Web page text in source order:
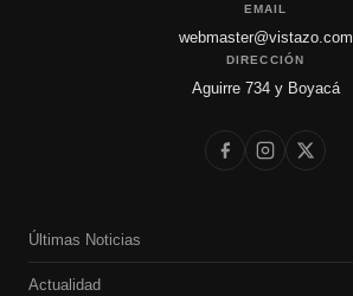
EMAIL
webmaster@vistazo.com
DIRECCIÓN
Aguirre 734 y Boyacá
Últimas Noticias
Actualidad